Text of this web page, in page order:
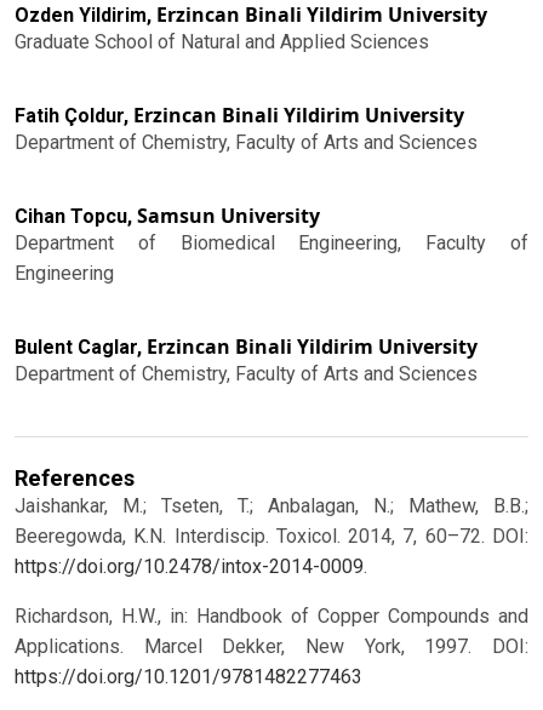
Ozden Yildirim, Erzincan Binali Yildirim University
Graduate School of Natural and Applied Sciences
Fatih Çoldur, Erzincan Binali Yildirim University
Department of Chemistry, Faculty of Arts and Sciences
Cihan Topcu, Samsun University
Department of Biomedical Engineering, Faculty of
Engineering
Bulent Caglar, Erzincan Binali Yildirim University
Department of Chemistry, Faculty of Arts and Sciences
References
Jaishankar, M.; Tseten, T.; Anbalagan, N.; Mathew, B.B.;
Beeregowda, K.N. Interdiscip. Toxicol. 2014, 7, 60–72. DOI:
https://doi.org/10.2478/intox-2014-0009.
Richardson, H.W., in: Handbook of Copper Compounds and
Applications. Marcel Dekker, New York, 1997. DOI:
https://doi.org/10.1201/9781482277463